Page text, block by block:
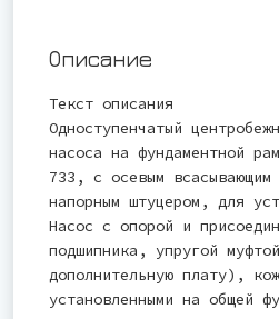
Описание
Текст описания
Одноступенчатый
насоса на фундаментной
733, с осевым всасывающим
напорным штуцером, для
Насос с опорой и
подшипника, упругой
дополнительную плату),
установленными на общей